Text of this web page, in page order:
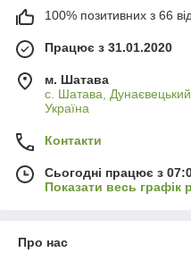
100% позитивних з 66
Працює з 31.01.2020
м. Шатава
с. Шатава,
Україна
Контакти
Сьогодні працює з
Показати весь графік
Про нас